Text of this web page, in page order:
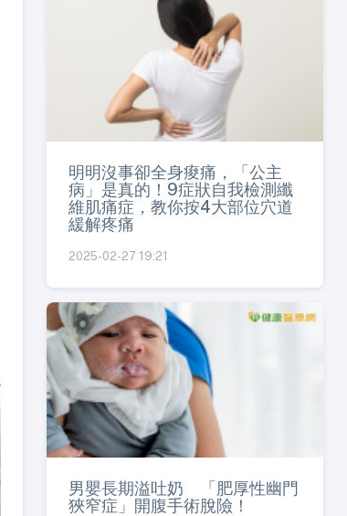
明明沒事卻全身痠痛，「公主
病」是真的！9症狀自我檢測纖
維肌痛症，教你按4大部位穴道
緩解疼痛
2025-02-27 19:21
男嬰長期溢吐奶 「肥厚性幽門
狹窄症」開腹手術脫險！